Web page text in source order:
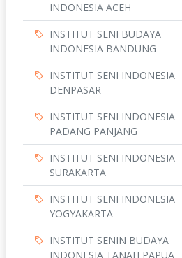
INDONESIA ACEH
INSTITUT SENI BUDAYA
INDONESIA BANDUNG
INSTITUT SENI INDONESIA
DENPASAR
INSTITUT SENI INDONESIA
PADANG PANJANG
INSTITUT SENI INDONESIA
SURAKARTA
INSTITUT SENI INDONESIA
YOGYAKARTA
INSTITUT SENIN BUDAYA
INDONESIA TANAH PAPUA